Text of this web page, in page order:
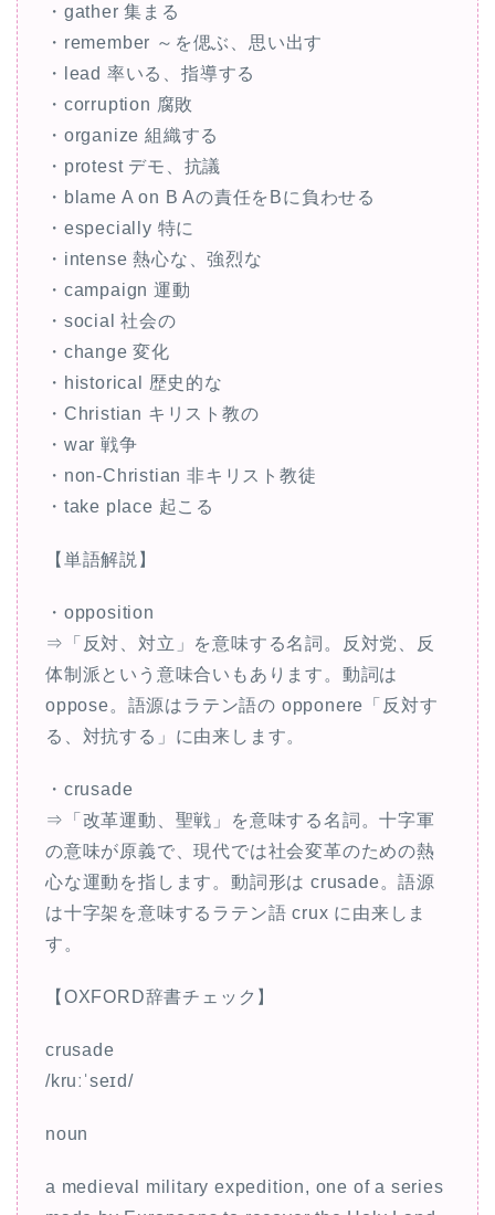
・gather 集まる
・remember ～を偲ぶ、思い出す
・lead 率いる、指導する
・corruption 腐敗
・organize 組織する
・protest デモ、抗議
・blame A on B Aの責任をBに負わせる
・especially 特に
・intense 熱心な、強烈な
・campaign 運動
・social 社会の
・change 変化
・historical 歴史的な
・Christian キリスト教の
・war 戦争
・non-Christian 非キリスト教徒
・take place 起こる
【単語解説】
・opposition
⇒「反対、対立」を意味する名詞。反対党、反
体制派という意味合いもあります。動詞は
oppose。語源はラテン語の opponere「反対す
る、対抗する」に由来します。
・crusade
⇒「改革運動、聖戦」を意味する名詞。十字軍
の意味が原義で、現代では社会変革のための熱
心な運動を指します。動詞形は crusade。語源
は十字架を意味するラテン語 crux に由来しま
す。
【OXFORD辞書チェック】
crusade
/kruːˈseɪd/
noun
a medieval military expedition, one of a series